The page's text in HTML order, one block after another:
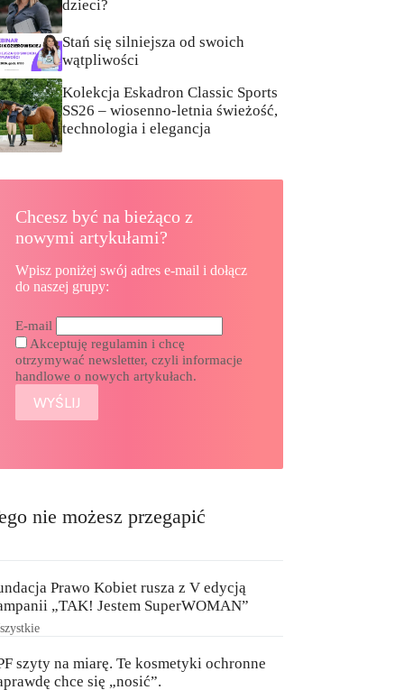
dzieci?
Stań się silniejsza od swoich
wątpliwości
Kolekcja Eskadron Classic Sports
SS26 – wiosenno-letnia świeżość,
technologia i elegancja
Chcesz być na bieżąco z
nowymi artykułami?
Wpisz poniżej swój adres e-mail i dołącz
do naszej grupy:
E-mail
Akceptuję regulamin i chcę
otrzymywać newsletter, czyli informacje
handlowe o nowych artykułach.
nie możesz przegapić
Prawo Kobiet rusza z V edycją
„TAK! Jestem SuperWOMAN”
szyty na miarę. Te kosmetyki ochronne
chce się „nosić”.